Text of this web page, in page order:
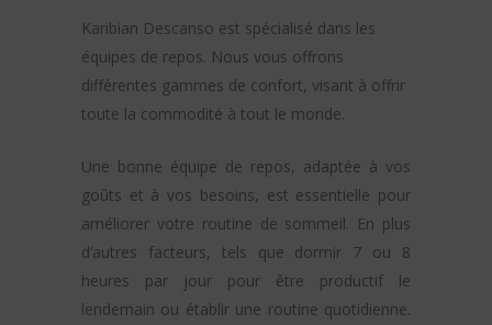
Karibian Descanso est spécialisé dans les
équipes de repos. Nous vous offrons
différentes gammes de confort, visant à offrir
toute la commodité à tout le monde.
Une bonne équipe de repos, adaptée à vos
goûts et à vos besoins, est essentielle pour
améliorer votre routine de sommeil. En plus
d’autres facteurs, tels que dormir 7 ou 8
heures par jour pour être productif le
lendemain ou établir une routine quotidienne.